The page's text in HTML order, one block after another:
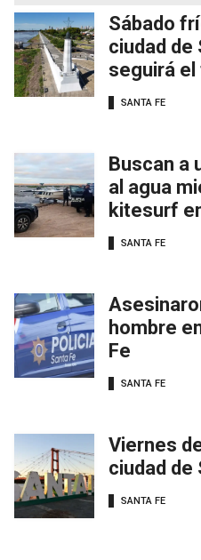
Sábado
ciudad de
seguirá el
SANTA FE
Buscan a
al agua
kitesurf
SANTA FE
hombre
Fe
SANTA FE
Viernes
ciudad de
SANTA FE